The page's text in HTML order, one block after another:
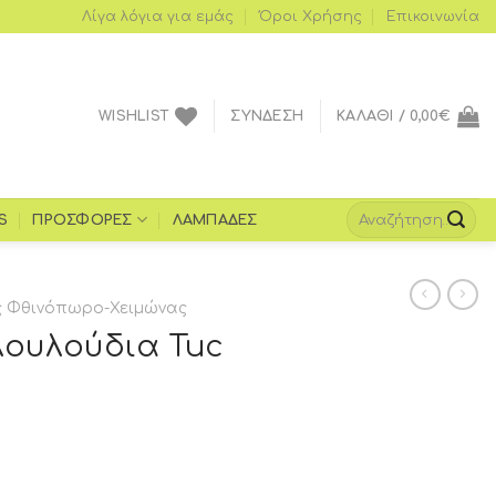
Λίγα λόγια για εμάς Όροι Xρήσης Επικοινωνία
WISHLIST ΣΎΝΔΕΣΗ ΚΑΛΆΘΙ / 0,00€
ΠΡΟΣΦΟΡΈΣ ΛΑΜΠΆΔΕΣ
Χειμώνας
Tuc